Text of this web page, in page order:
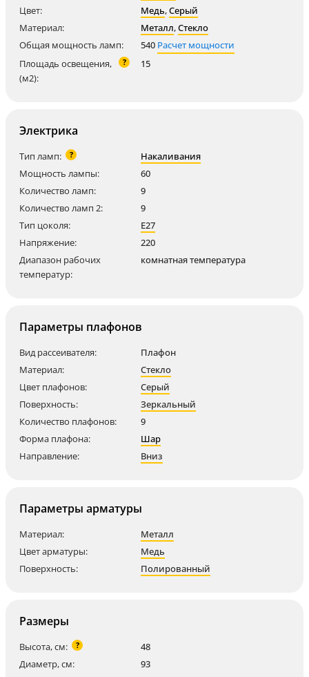
Цвет:
Медь,Серый
Материал:
Металл,Стекло
Общая мощность ламп:
540 Расчет мощности
Площадь освещения,
(м2):
? 15
Электрика
Тип ламп: ?
Накаливания
Мощность лампы:
60
Количество ламп:
9
Количество ламп 2:
9
Тип цоколя:
E27
Напряжение:
220
Диапазон рабочих
температур:
комнатная температура
Параметры плафонов
Вид рассеивателя:
Плафон
Материал:
Стекло
Цвет плафонов:
Серый
Поверхность:
Зеркальный
Количество плафонов:
9
Форма плафона:
Шар
Направление:
Вниз
Параметры арматуры
Материал:
Металл
Цвет арматуры:
Медь
Поверхность:
Полированный
Размеры
Высота, см: ?
48
Диаметр, см:
93